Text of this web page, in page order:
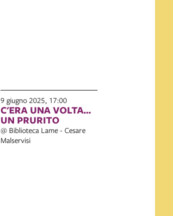
9 giugno 2025, 17:00
C'ERA UNA VOLTA...
UN PRURITO
@ Biblioteca Lame - Cesare
Malservisi